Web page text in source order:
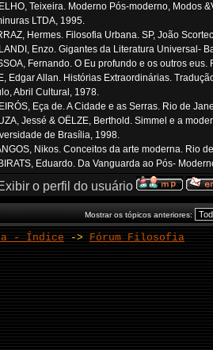
Teixeira. Moderno Pós-moderno, Modos
LTDA, 1995.
Hermes. Filosofia Urbana. SP, João
Enzo. Gigantes da Literatura Universal-
Fernando. O Eu profundo e os outros
Edgar Allan. Histórias Extraordinárias.
Abril Cultural, 1978.
Eça de. A Cidade e as Serras. Rio de
Jessé & OËLZE, Berthold. Simmel e a
de Brasília, 1998.
Nikos. Conceitos da arte moderna. Rio
Eduardo. Da Vanguarda ao Pós-
Mostrar os tópicos anteriores:
- Índice -> Fórum Filosofia